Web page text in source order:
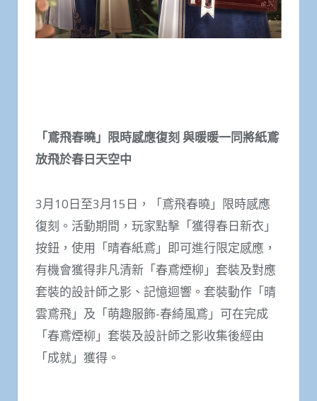
「鳶飛春曉」限時感應復刻 與暖暖一同將紙鳶
放飛於春日天空中
3月10日至3月15日，「鳶飛春曉」限時感應
復刻。活動期間，玩家點擊「獲得春日新衣」
按鈕，使用「晴春紙鳶」即可進行限定感應，
有機會獲得非凡清新「春鳶煙柳」套裝及對應
套裝的設計師之影、記憶迴響。套裝動作「晴
雲鳶飛」及「萌趣服飾-春綺風鳶」可在完成
「春鳶煙柳」套裝及設計師之影收集後經由
「成就」獲得。